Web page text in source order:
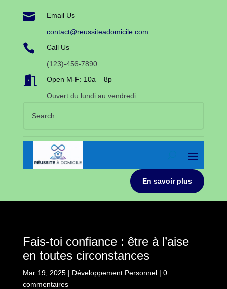
 Email Us
contact@reussiteadomicile.com
 Call Us
(123)-456-7890
 Open M-F: 10a – 8p
Ouvert du lundi au vendredi
En savoir plus
Fais-toi confiance : être à l’aise
en toutes circonstances
Mar 19, 2025| Développement Personnel| 0
commentaires